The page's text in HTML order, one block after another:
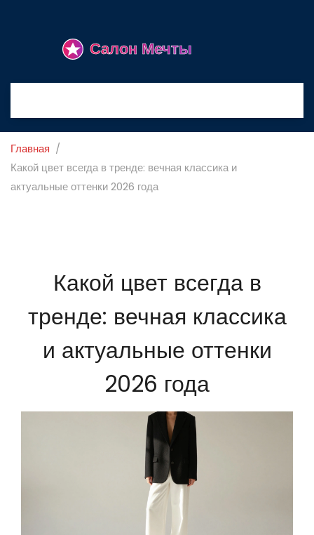
Главная
Какой цвет всегда в тренде: вечная классика и
актуальные оттенки 2026 года
Какой цвет всегда в
тренде: вечная классика
и актуальные оттенки
2026 года